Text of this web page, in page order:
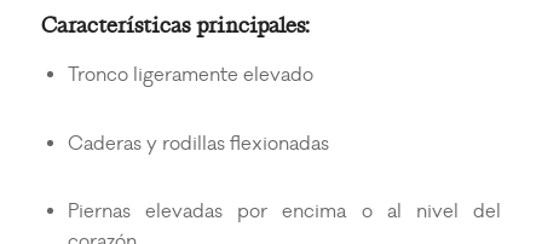
Características principales:
Tronco ligeramente elevado
Caderas y rodillas flexionadas
Piernas elevadas por encima o al nivel del